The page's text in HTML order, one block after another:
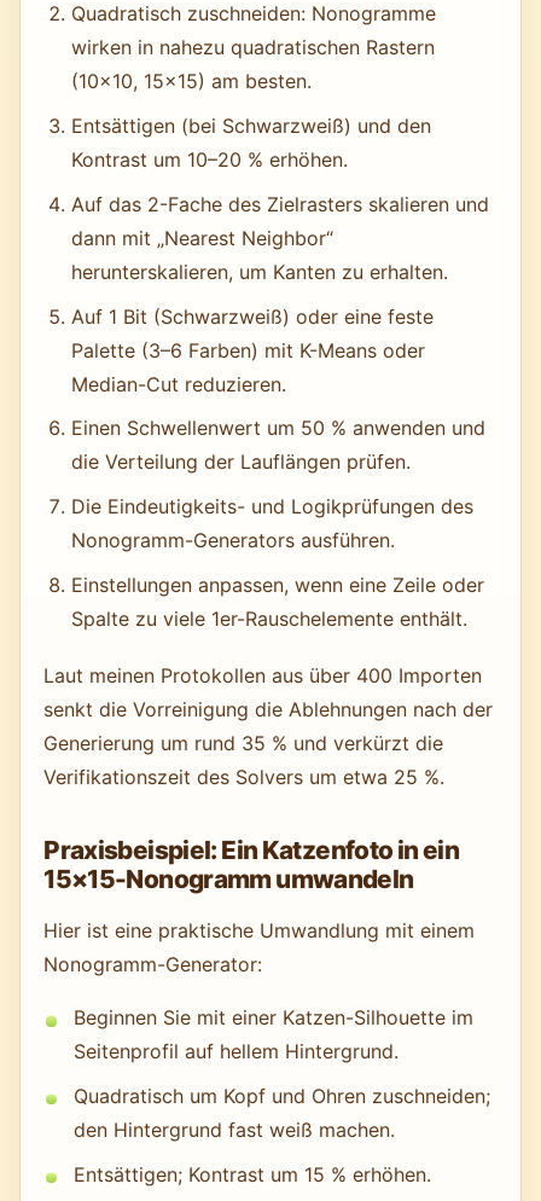
Quadratisch zuschneiden: Nonogramme
wirken in nahezu quadratischen Rastern
(10×10, 15×15) am besten.
Entsättigen (bei Schwarzweiß) und den
Kontrast um 10–20 % erhöhen.
Auf das 2-Fache des Zielrasters skalieren und
dann mit „Nearest Neighbor“
herunterskalieren, um Kanten zu erhalten.
Auf 1 Bit (Schwarzweiß) oder eine feste
Palette (3–6 Farben) mit K-Means oder
Median-Cut reduzieren.
Einen Schwellenwert um 50 % anwenden und
die Verteilung der Lauf­längen prüfen.
Die Eindeutigkeits- und Logikprüfungen des
Nonogramm-Generators ausführen.
Einstellungen anpassen, wenn eine Zeile oder
Spalte zu viele 1er-Rauschelemente enthält.
Laut meinen Protokollen aus über 400 Importen
senkt die Vorreinigung die Ablehnungen nach der
Generierung um rund 35 % und verkürzt die
Verifikationszeit des Solvers um etwa 25 %.
Praxisbeispiel: Ein Katzenfoto in ein
15×15-Nonogramm umwandeln
Hier ist eine praktische Umwandlung mit einem
Nonogramm-Generator:
Beginnen Sie mit einer Katzen-Silhouette im
Seitenprofil auf hellem Hintergrund.
Quadratisch um Kopf und Ohren zuschneiden;
den Hintergrund fast weiß machen.
Entsättigen; Kontrast um 15 % erhöhen.